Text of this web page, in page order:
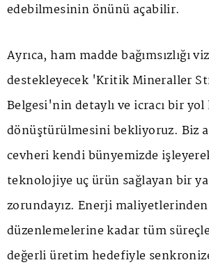
edebilmesinin önünü açabilir.
Ayrıca, ham madde bağımsızlığı
destekleyecek 'Kritik Mineraller
Belgesi'nin detaylı ve icracı bir yol
dönüştürülmesini bekliyoruz. Biz
cevheri kendi bünyemizde
teknolojiye uç ürün sağlayan bir
zorundayız. Enerji
düzenlemelerine kadar tüm
değerli üretim hedefiyle